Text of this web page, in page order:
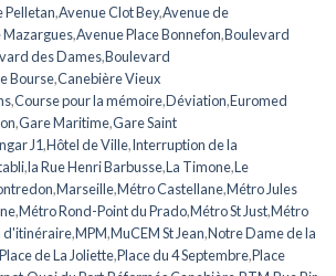
Pelletan,Avenue Clot Bey,Avenue de
Mazargues,Avenue Place Bonnefon,Boulevard
des Dames,Boulevard
Bourse,Canebière Vieux
,Course pour la mémoire,Déviation,Euromed
,Gare Maritime,Gare Saint
J1,Hôtel de Ville,Interruption de la
,la Rue Henri Barbusse,La Timone,Le
,Marseille,Métro Castellane,Métro Jules
,Métro Rond-Point du Prado,Métro St Just,Métro
d'itinéraire,MPM,MuCEM St Jean,Notre Dame de la
Place de La Joliette,Place du 4 Septembre,Place